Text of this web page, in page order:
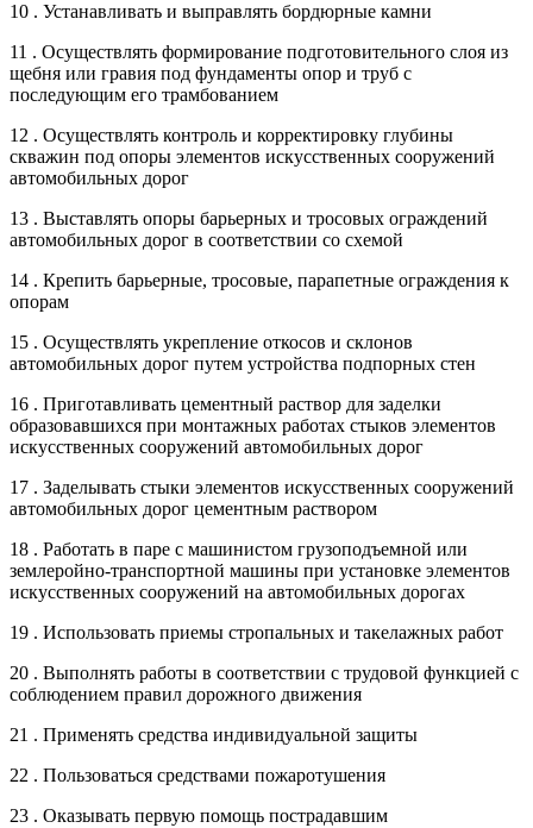
10 . Устанавливать и выправлять бордюрные камни
11 . Осуществлять формирование подготовительного слоя из
щебня или гравия под фундаменты опор и труб с
последующим его трамбованием
12 . Осуществлять контроль и корректировку глубины
скважин под опоры элементов искусственных сооружений
автомобильных дорог
13 . Выставлять опоры барьерных и тросовых ограждений
автомобильных дорог в соответствии со схемой
14 . Крепить барьерные, тросовые, парапетные ограждения к
опорам
15 . Осуществлять укрепление откосов и склонов
автомобильных дорог путем устройства подпорных стен
16 . Приготавливать цементный раствор для заделки
образовавшихся при монтажных работах стыков элементов
искусственных сооружений автомобильных дорог
17 . Заделывать стыки элементов искусственных сооружений
автомобильных дорог цементным раствором
18 . Работать в паре с машинистом грузоподъемной или
землеройно-транспортной машины при установке элементов
искусственных сооружений на автомобильных дорогах
19 . Использовать приемы стропальных и такелажных работ
20 . Выполнять работы в соответствии с трудовой функцией с
соблюдением правил дорожного движения
21 . Применять средства индивидуальной защиты
22 . Пользоваться средствами пожаротушения
23 . Оказывать первую помощь пострадавшим